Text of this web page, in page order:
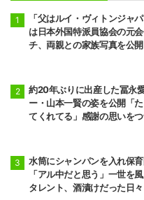
「父はルイ・ヴィトンジャ
は日本外国特派員協会の元
チ、両親との家族写真を公開
約20年ぶりに出産した冨永
ー・山本一賢の姿を公開「
てくれてる」感謝の思いを
水筒にシャンパンを入れ保
「アル中だと思う」一世を
タレント、酒漬けだった日